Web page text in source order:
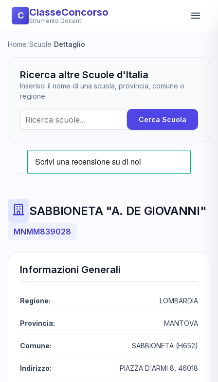
C ClasseConcorso
Strumento Docenti
Home/Scuole/Dettaglio
Ricerca altre Scuole d'Italia
Inserisci il nome di una scuola, provincia, comune o
regione.
Cerca Scuola
SABBIONETA "A. DE GIOVANNI"
MNMM839028
Informazioni Generali
Regione: LOMBARDIA
Provincia: MANTOVA
Comune: SABBIONETA (H652)
Indirizzo: PIAZZA D'ARMI 8, 46018